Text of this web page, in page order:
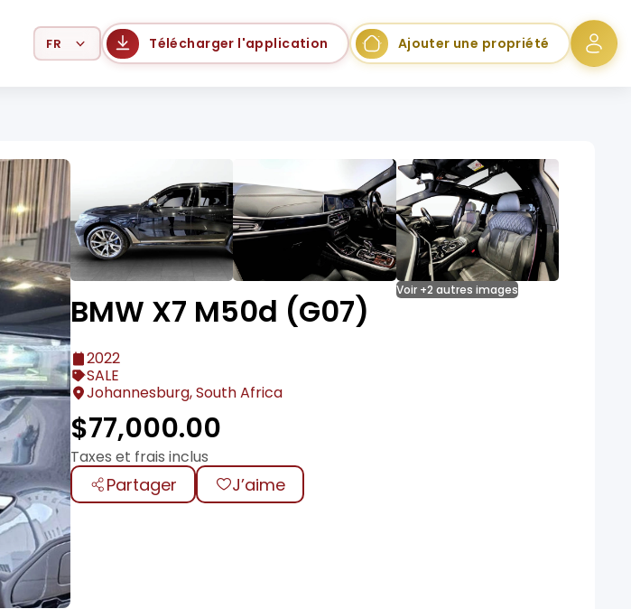
Select Language Télécharger l'application Ajouter une propriété
Voir +2 autres images
BMW X7 M50d (G07)
2022
SALE
Johannesburg, South Africa
$77,000.00
Taxes et frais inclus
Partager J’aime